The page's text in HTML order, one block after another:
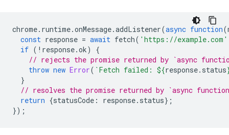
chrome. runtime.onMessage.addListener(async function(
const response = await fetch( 'https://example.com'
if ( ! response.ok)
{
// rejects the promise returned by `async
throw new Error( `Fetch failed: ${response. status
}
// resolves the promise returned by `async
return {statusCode : response. status};
});